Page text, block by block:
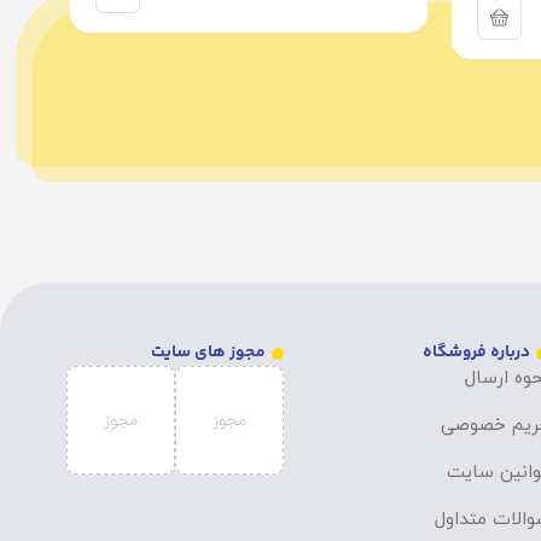
درباره فروشگاه
ارسال
خصوصی
سایت
متداول
مجوز های سایت